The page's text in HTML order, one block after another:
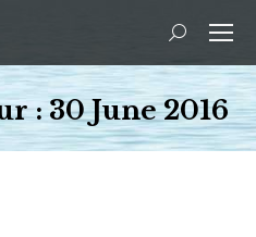
Recherche
:
:30 June 2016
Vous êtes ici :